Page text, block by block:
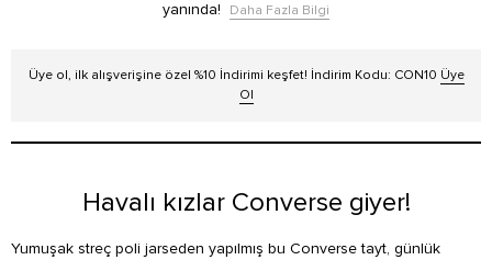
yanında!
Daha Fazla Bilgi
Üye ol, ilk alışverişine özel %10 İndirimi keşfet! İndirim Kodu: CON10 Üye
Ol
Havalı kızlar Converse giyer!
Yumuşak streç poli jarseden yapılmış bu Converse tayt, günlük